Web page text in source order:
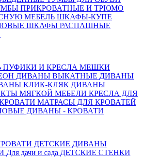
ПРИКРОВАТНЫЕ И ТРЮМО
МЕБЕЛЬ ШКАФЫ-КУПЕ
ШКАФЫ РАСПАШНЫЕ
ПУФИКИ И КРЕСЛА МЕШКИ
ДИВАНЫ ВЫКАТНЫЕ ДИВАНЫ
КЛИК-КЛЯК ДИВАНЫ
МЯГКОЙ МЕБЕЛИ КРЕСЛА ДЛЯ
МАТРАСЫ ДЛЯ КРОВАТЕЙ
ДИВАНЫ - КРОВАТИ
ДЕТСКИЕ ДИВАНЫ
Для дачи и сада ДЕТСКИЕ СТЕНКИ